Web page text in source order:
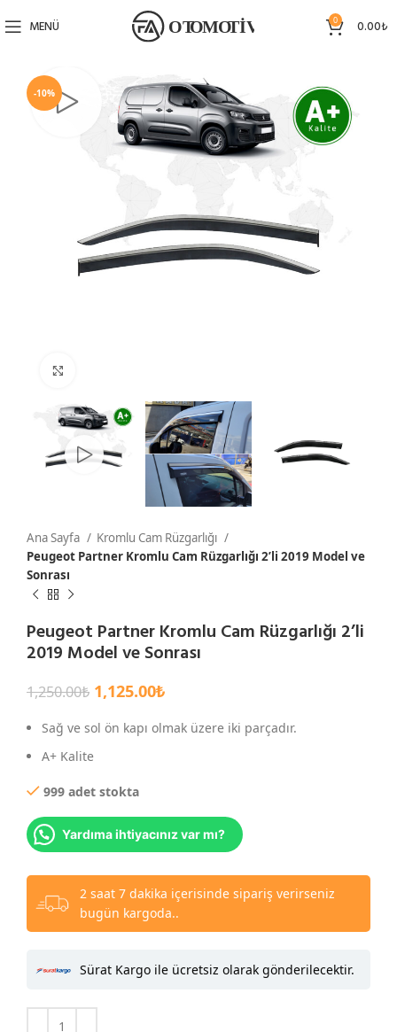
MENÜ 0 0.00₺
-10%
Ana Sayfa
Kromlu Cam Rüzgarlığı
Peugeot Partner Kromlu Cam Rüzgarlığı 2’li 2019 Model ve
Sonrası
Peugeot Partner Kromlu Cam Rüzgarlığı 2’li
2019 Model ve Sonrası
1,250.00₺ 1,125.00₺
Sağ ve sol ön kapı olmak üzere iki parçadır.
A+ Kalite
999 adet stokta
Yardıma ihtiyacınız var mı?
2 saat 7 dakika içerisinde sipariş verirseniz
bugün kargoda..
Sürat Kargo ile ücretsiz olarak gönderilecektir.